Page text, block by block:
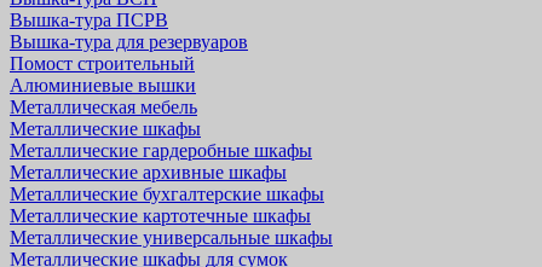
Вышка-тура ПСРВ
Вышка-тура для резервуаров
Помост строительный
Алюминиевые вышки
Металлическая мебель
Металлические шкафы
Металлические гардеробные шкафы
Металлические архивные шкафы
Металлические бухгалтерские шкафы
Металлические картотечные шкафы
Металлические универсальные шкафы
Металлические шкафы для сумок